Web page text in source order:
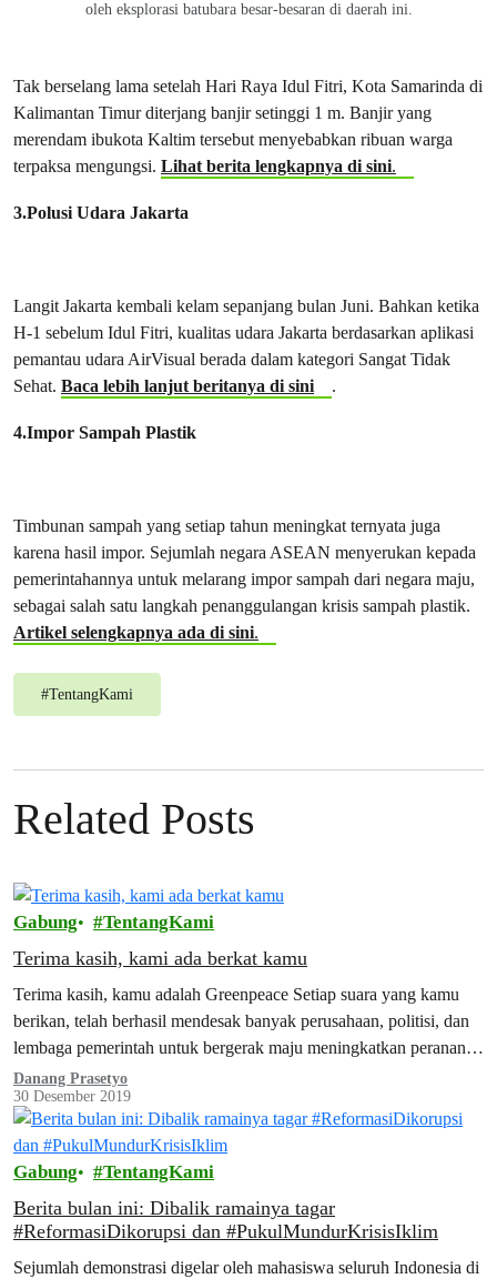
oleh eksplorasi batubara besar-besaran di daerah ini.
Tak berselang lama setelah Hari Raya Idul Fitri, Kota Samarinda di
Kalimantan Timur diterjang banjir setinggi 1 m. Banjir yang
merendam ibukota Kaltim tersebut menyebabkan ribuan warga
terpaksa mengungsi. Lihat berita lengkapnya di sini.
3.Polusi Udara Jakarta
Langit Jakarta kembali kelam sepanjang bulan Juni. Bahkan ketika
H-1 sebelum Idul Fitri, kualitas udara Jakarta berdasarkan aplikasi
pemantau udara AirVisual berada dalam kategori Sangat Tidak
Sehat. Baca lebih lanjut beritanya di sini .
4.Impor Sampah Plastik
Timbunan sampah yang setiap tahun meningkat ternyata juga
karena hasil impor. Sejumlah negara ASEAN menyerukan kepada
pemerintahannya untuk melarang impor sampah dari negara maju,
sebagai salah satu langkah penanggulangan krisis sampah plastik.
Artikel selengkapnya ada di sini.
#TentangKami
Related Posts
Gabung TentangKami
Terima kasih, kami ada berkat kamu
Terima kasih, kamu adalah Greenpeace Setiap suara yang kamu
berikan, telah berhasil mendesak banyak perusahaan, politisi, dan
lembaga pemerintah untuk bergerak maju meningkatkan peranan
mereka usaha bersama dalam menjaga bumi. …
Danang Prasetyo
30 Desember 2019
Gabung TentangKami
Berita bulan ini: Dibalik ramainya tagar
#ReformasiDikorupsi dan #PukulMundurKrisisIklim
Sejumlah demonstrasi digelar oleh mahasiswa seluruh Indonesia di